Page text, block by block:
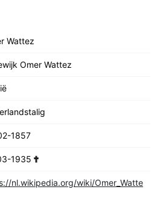
Wattez
Omer Wattez
1857
1935
nl.wikipedia.org/wiki/Omer_Watte